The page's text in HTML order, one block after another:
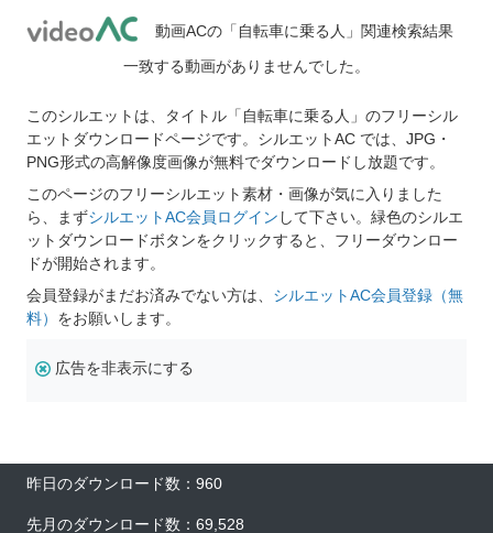
動画ACの「自転車に乗る人」関連検索結果
一致する動画がありませんでした。
このシルエットは、タイトル「自転車に乗る人」のフリーシル
エットダウンロードページです。シルエットAC では、JPG・
PNG形式の高解像度画像が無料でダウンロードし放題です。
このページのフリーシルエット素材・画像が気に入りました
ら、まずシルエットAC会員ログイン して下さい。緑色のシルエ
ットダウンロードボタンをクリックすると、フリーダウンロー
ドが開始されます。
会員登録がまだお済みでない方は、 シルエットAC会員登録（無
料） をお願いします。
広告を非表示にする
昨日のダウンロード数：960
先月のダウンロード数：69,528